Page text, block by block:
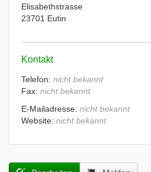
Elisabethstrasse
23701 Eutin
Kontakt
Telefon: nicht bekannt
Fax: nicht bekannt
E-Mailadresse: nicht bekannt
Website: nicht bekannt